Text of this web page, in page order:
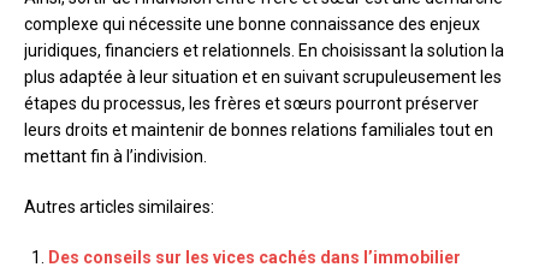
complexe qui nécessite une bonne connaissance des enjeux
juridiques, financiers et relationnels. En choisissant la solution la
plus adaptée à leur situation et en suivant scrupuleusement les
étapes du processus, les frères et sœurs pourront préserver
leurs droits et maintenir de bonnes relations familiales tout en
mettant fin à l’indivision.
Autres articles similaires:
Des conseils sur les vices cachés dans l’immobilier